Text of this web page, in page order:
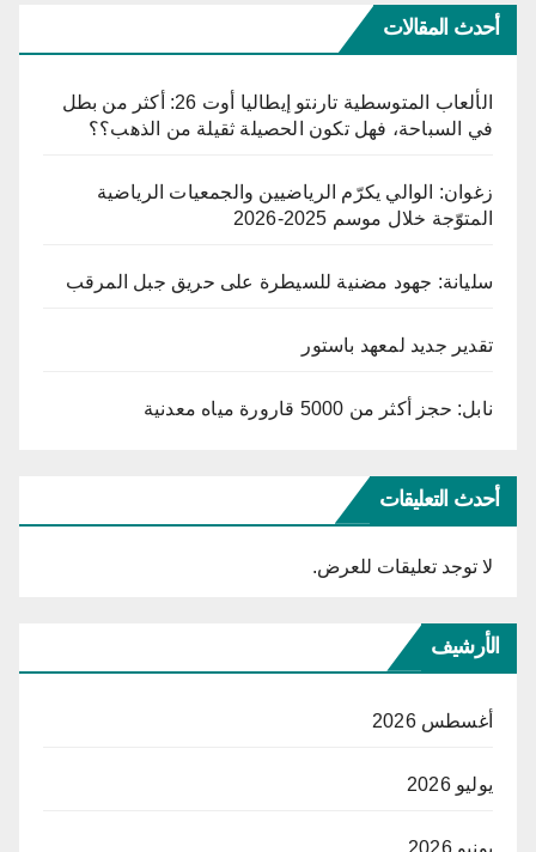
أحدث المقالات
الألعاب المتوسطية تارنتو إيطاليا أوت 26: أكثر من بطل
في السباحة، فهل تكون الحصيلة ثقيلة من الذهب؟؟
زغوان: الوالي يكرّم الرياضيين والجمعيات الرياضية
المتوّجة خلال موسم 2025-2026
سليانة: جهود مضنية للسيطرة على حريق جبل المرقب
تقدير جديد لمعهد باستور
نابل: حجز أكثر من 5000 قارورة مياه معدنية
أحدث التعليقات
لا توجد تعليقات للعرض.
الأرشيف
أغسطس 2026
يوليو 2026
يونيو 2026